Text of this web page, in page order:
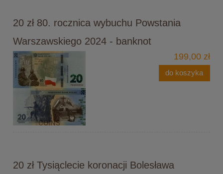
20 zł 80. rocznica wybuchu Powstania
Warszawskiego 2024 - banknot
199,00 zł
do koszyka
20 zł Tysiąclecie koronacji Bolesława